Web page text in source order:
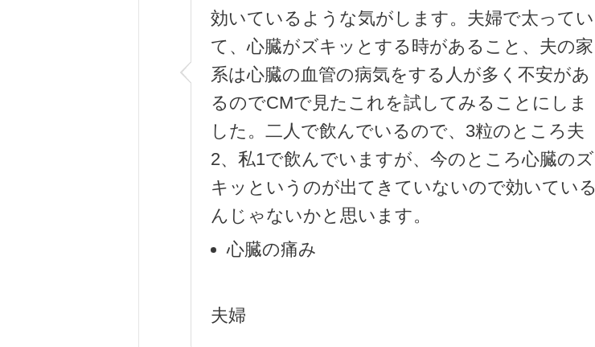
効いているような気がします。夫婦で太ってい
て、心臓がズキッとする時があること、夫の家
系は心臓の血管の病気をする人が多く不安があ
るのでCMで見たこれを試してみることにしま
した。二人で飲んでいるので、3粒のところ夫
2、私1で飲んでいますが、今のところ心臓のズ
キッというのが出てきていないので効いている
んじゃないかと思います。
心臓の痛み
夫婦